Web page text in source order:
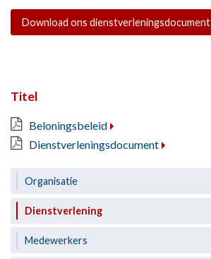
Download ons dienstverleningsdocument
Titel
Beloningsbeleid
Dienstverleningsdocument
Organisatie
Dienstverlening
Medewerkers